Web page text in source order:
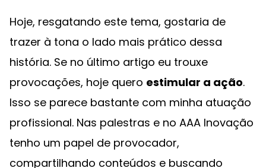
Hoje, resgatando este tema, gostaria de
trazer à tona o lado mais prático dessa
história. Se no último artigo eu trouxe
provocações, hoje quero estimular a ação.
Isso se parece bastante com minha atuação
profissional. Nas palestras e no AAA Inovação
tenho um papel de provocador,
compartilhando conteúdos e buscando